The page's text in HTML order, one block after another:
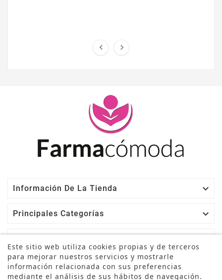
 
Información De La Tienda 
Principales Categorías 
Su Cuenta
Este sitio web utiliza cookies propias y de terceros
para mejorar nuestros servicios y mostrarle
información relacionada con sus preferencias
mediante el análisis de sus hábitos de navegación.